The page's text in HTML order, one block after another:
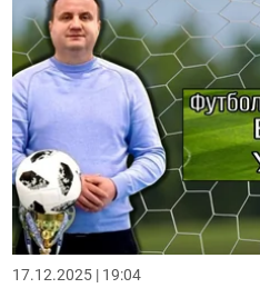
17.12.2025 | 19:04